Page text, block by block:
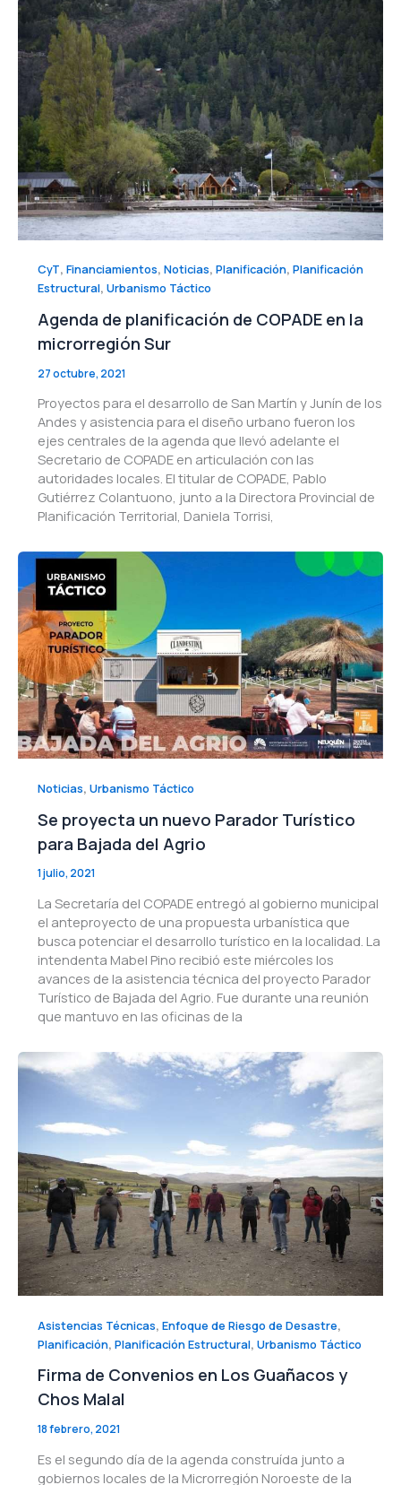
CyT, Financiamientos, Noticias, Planificación, Planificación
Estructural, Urbanismo Táctico
Agenda de planificación de COPADE en la
microrregión Sur
27 octubre, 2021
Proyectos para el desarrollo de San Martín y Junín de los
Andes y asistencia para el diseño urbano fueron los
ejes centrales de la agenda que llevó adelante el
Secretario de COPADE en articulación con las
autoridades locales. El titular de COPADE, Pablo
Gutiérrez Colantuono, junto a la Directora Provincial de
Planificación Territorial, Daniela Torrisi,
Noticias, Urbanismo Táctico
Se proyecta un nuevo Parador Turístico
para Bajada del Agrio
1 julio, 2021
La Secretaría del COPADE entregó al gobierno municipal
el anteproyecto de una propuesta urbanística que
busca potenciar el desarrollo turístico en la localidad. La
intendenta Mabel Pino recibió este miércoles los
avances de la asistencia técnica del proyecto Parador
Turístico de Bajada del Agrio. Fue durante una reunión
que mantuvo en las oficinas de la
Asistencias Técnicas, Enfoque de Riesgo de Desastre,
Planificación, Planificación Estructural, Urbanismo Táctico
Firma de Convenios en Los Guañacos y
Chos Malal
18 febrero, 2021
Es el segundo día de la agenda construída junto a
gobiernos locales de la Microrregión Noroeste de la